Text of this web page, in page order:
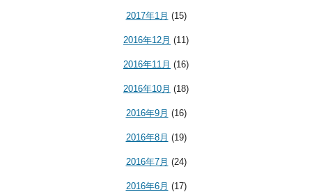
2017年1月 (15)
2016年12月 (11)
2016年11月 (16)
2016年10月 (18)
2016年9月 (16)
2016年8月 (19)
2016年7月 (24)
2016年6月 (17)